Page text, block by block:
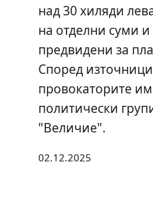
над 30 хиляди
на отделни суми
предвидени за
Според
провокаторите
политически
"Величие".
02.12.2025